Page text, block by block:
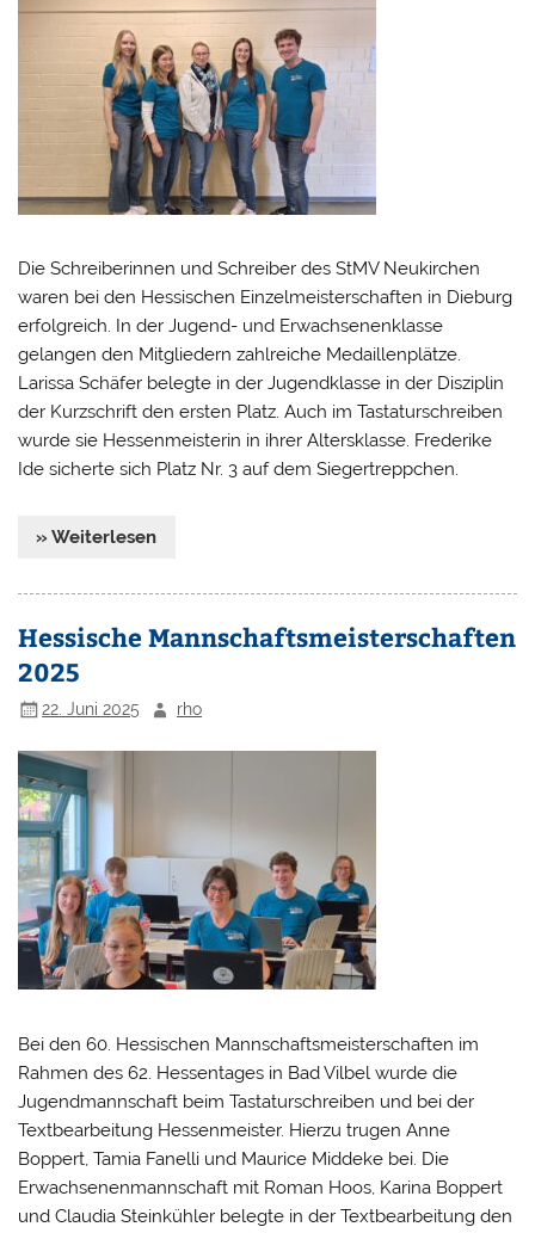
Die Schreiberinnen und Schreiber des StMV Neukirchen
waren bei den Hessischen Einzelmeisterschaften in Dieburg
erfolgreich. In der Jugend- und Erwachsenenklasse
gelangen den Mitgliedern zahlreiche Medaillenplätze.
Larissa Schäfer belegte in der Jugendklasse in der Disziplin
der Kurzschrift den ersten Platz. Auch im Tastaturschreiben
wurde sie Hessenmeisterin in ihrer Altersklasse. Frederike
Ide sicherte sich Platz Nr. 3 auf dem Siegertreppchen.
» Weiterlesen
Hessische Mannschaftsmeisterschaften
2025
22. Juni 2025 rho
Bei den 60. Hessischen Mannschaftsmeisterschaften im
Rahmen des 62. Hessentages in Bad Vilbel wurde die
Jugendmannschaft beim Tastaturschreiben und bei der
Textbearbeitung Hessenmeister. Hierzu trugen Anne
Boppert, Tamia Fanelli und Maurice Middeke bei. Die
Erwachsenenmannschaft mit Roman Hoos, Karina Boppert
und Claudia Steinkühler belegte in der Textbearbeitung den